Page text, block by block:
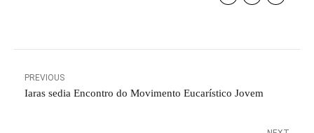
PREVIOUS
Iaras sedia Encontro do Movimento Eucarístico Jovem